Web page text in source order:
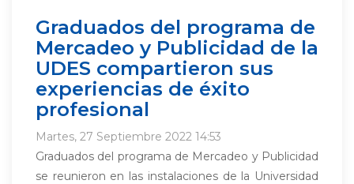
Graduados del programa de
Mercadeo y Publicidad de la
UDES compartieron sus
experiencias de éxito
profesional
Martes, 27 Septiembre 2022 14:53
Graduados del programa de Mercadeo y Publicidad
se reunieron en las instalaciones de la Universidad